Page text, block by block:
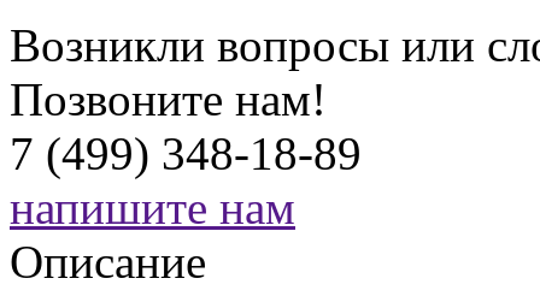
Возникли вопросы или
Позвоните нам!
7 (499) 348-18-89
напишите нам
Описание